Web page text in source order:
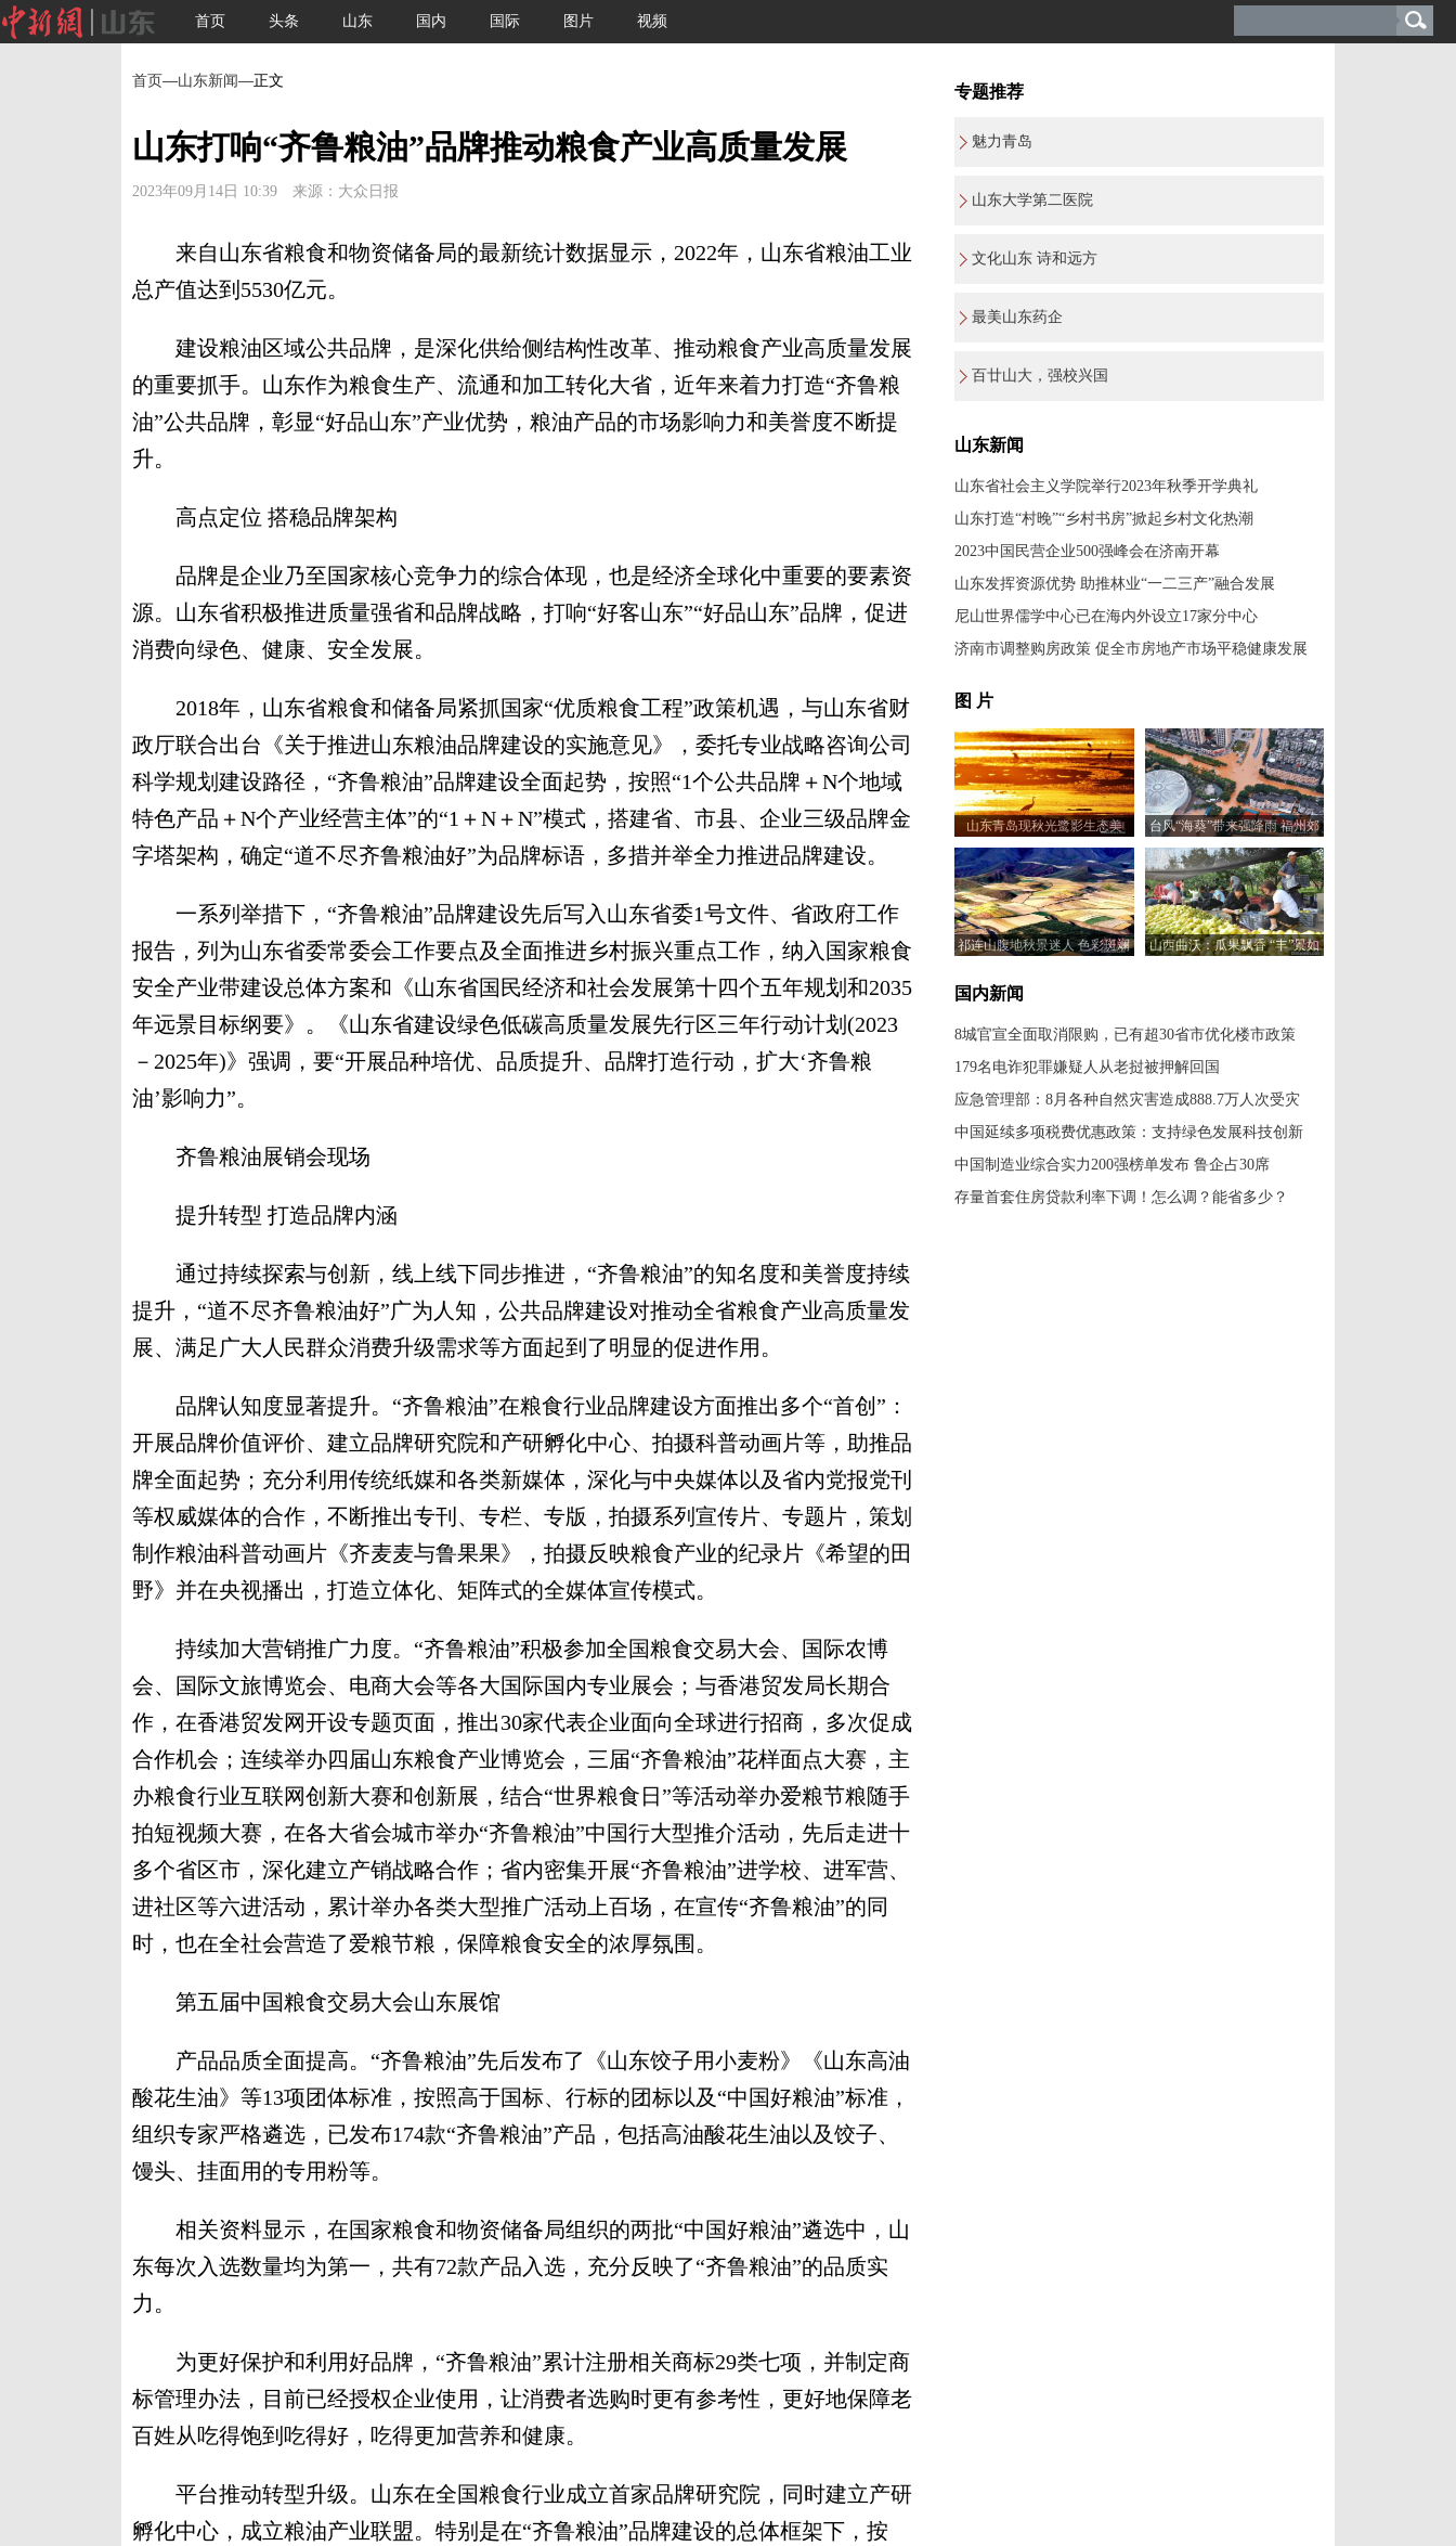
首页 头条 山东 国内 国际 图片 视频
首页—山东新闻—正文
山东打响“齐鲁粮油”品牌推动粮食产业高质量发展
2023年09月14日 10:39 来源：大众日报
来自山东省粮食和物资储备局的最新统计数据显示，2022年，山东省粮油工业
总产值达到5530亿元。
建设粮油区域公共品牌，是深化供给侧结构性改革、推动粮食产业高质量发展
的重要抓手。山东作为粮食生产、流通和加工转化大省，近年来着力打造“齐鲁粮
油”公共品牌，彰显“好品山东”产业优势，粮油产品的市场影响力和美誉度不断提
升。
高点定位 搭稳品牌架构
品牌是企业乃至国家核心竞争力的综合体现，也是经济全球化中重要的要素资
源。山东省积极推进质量强省和品牌战略，打响“好客山东”“好品山东”品牌，促进
消费向绿色、健康、安全发展。
2018年，山东省粮食和储备局紧抓国家“优质粮食工程”政策机遇，与山东省财
政厅联合出台《关于推进山东粮油品牌建设的实施意见》，委托专业战略咨询公司
科学规划建设路径，“齐鲁粮油”品牌建设全面起势，按照“1个公共品牌＋N个地域
特色产品＋N个产业经营主体”的“1＋N＋N”模式，搭建省、市县、企业三级品牌金
字塔架构，确定“道不尽齐鲁粮油好”为品牌标语，多措并举全力推进品牌建设。
一系列举措下，“齐鲁粮油”品牌建设先后写入山东省委1号文件、省政府工作
报告，列为山东省委常委会工作要点及全面推进乡村振兴重点工作，纳入国家粮食
安全产业带建设总体方案和《山东省国民经济和社会发展第十四个五年规划和2035
年远景目标纲要》。《山东省建设绿色低碳高质量发展先行区三年行动计划(2023
－2025年)》强调，要“开展品种培优、品质提升、品牌打造行动，扩大‘齐鲁粮
油’影响力”。
齐鲁粮油展销会现场
提升转型 打造品牌内涵
通过持续探索与创新，线上线下同步推进，“齐鲁粮油”的知名度和美誉度持续
提升，“道不尽齐鲁粮油好”广为人知，公共品牌建设对推动全省粮食产业高质量发
展、满足广大人民群众消费升级需求等方面起到了明显的促进作用。
品牌认知度显著提升。“齐鲁粮油”在粮食行业品牌建设方面推出多个“首创”：
开展品牌价值评价、建立品牌研究院和产研孵化中心、拍摄科普动画片等，助推品
牌全面起势；充分利用传统纸媒和各类新媒体，深化与中央媒体以及省内党报党刊
等权威媒体的合作，不断推出专刊、专栏、专版，拍摄系列宣传片、专题片，策划
制作粮油科普动画片《齐麦麦与鲁果果》，拍摄反映粮食产业的纪录片《希望的田
野》并在央视播出，打造立体化、矩阵式的全媒体宣传模式。
持续加大营销推广力度。“齐鲁粮油”积极参加全国粮食交易大会、国际农博
会、国际文旅博览会、电商大会等各大国际国内专业展会；与香港贸发局长期合
作，在香港贸发网开设专题页面，推出30家代表企业面向全球进行招商，多次促成
合作机会；连续举办四届山东粮食产业博览会，三届“齐鲁粮油”花样面点大赛，主
办粮食行业互联网创新大赛和创新展，结合“世界粮食日”等活动举办爱粮节粮随手
拍短视频大赛，在各大省会城市举办“齐鲁粮油”中国行大型推介活动，先后走进十
多个省区市，深化建立产销战略合作；省内密集开展“齐鲁粮油”进学校、进军营、
进社区等六进活动，累计举办各类大型推广活动上百场，在宣传“齐鲁粮油”的同
时，也在全社会营造了爱粮节粮，保障粮食安全的浓厚氛围。
第五届中国粮食交易大会山东展馆
产品品质全面提高。“齐鲁粮油”先后发布了《山东饺子用小麦粉》《山东高油
酸花生油》等13项团体标准，按照高于国标、行标的团标以及“中国好粮油”标准，
组织专家严格遴选，已发布174款“齐鲁粮油”产品，包括高油酸花生油以及饺子、
馒头、挂面用的专用粉等。
相关资料显示，在国家粮食和物资储备局组织的两批“中国好粮油”遴选中，山
东每次入选数量均为第一，共有72款产品入选，充分反映了“齐鲁粮油”的品质实
力。
为更好保护和利用好品牌，“齐鲁粮油”累计注册相关商标29类七项，并制定商
标管理办法，目前已经授权企业使用，让消费者选购时更有参考性，更好地保障老
百姓从吃得饱到吃得好，吃得更加营养和健康。
平台推动转型升级。山东在全国粮食行业成立首家品牌研究院，同时建立产研
孵化中心，成立粮油产业联盟。特别是在“齐鲁粮油”品牌建设的总体框架下，按
专题推荐
魅力青岛
山东大学第二医院
文化山东 诗和远方
最美山东药企
百廿山大，强校兴国
山东新闻
山东省社会主义学院举行2023年秋季开学典礼
山东打造“村晚”“乡村书房”掀起乡村文化热潮
2023中国民营企业500强峰会在济南开幕
山东发挥资源优势 助推林业“一二三产”融合发展
尼山世界儒学中心已在海内外设立17家分中心
济南市调整购房政策 促全市房地产市场平稳健康发展
图 片
山东青岛现秋光鹭影生态美
台风“海葵”带来强降雨 福州郊
区现内涝
祁连山腹地秋景迷人 色彩斑斓
山西曲沃：瓜果飘香 “丰”景如
国内新闻
8城官宣全面取消限购，已有超30省市优化楼市政策
179名电诈犯罪嫌疑人从老挝被押解回国
应急管理部：8月各种自然灾害造成888.7万人次受灾
中国延续多项税费优惠政策：支持绿色发展科技创新
中国制造业综合实力200强榜单发布 鲁企占30席
存量首套住房贷款利率下调！怎么调？能省多少？